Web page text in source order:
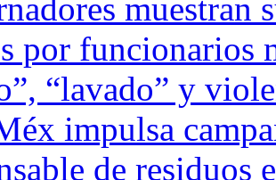
muestran
por funcionarios
“lavado” y
impulsa
de residuos